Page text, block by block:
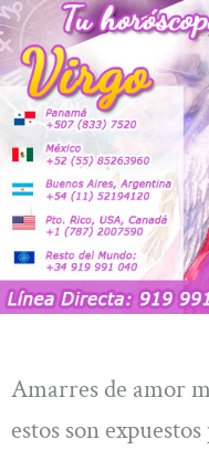
Amarres de amor
estos son